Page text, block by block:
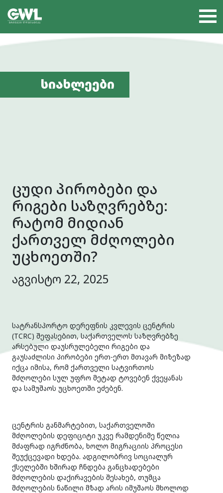
სიახლეები
ცუდი პირობები და
რიგები საზღვრებზე:
რატომ მიდიან
ქართველ მძღოლები
უცხოეთში?
აგვისტო 22, 2025
სატრანსპორტო დერეფნის კვლევის ცენტრის
(TCRC) შეფასებით, საქართველოს საზღვრებზე
არსებული დაუსრულებელი რიგები და
გაუსაძლისი პირობები ერთ-ერთ მთავარ მიზეზად
იქცა იმისა, რომ ქართველი სატვირთოს
მძღოლები სულ უფრო მეტად ტოვებენ ქვეყანას
და სამუშაოს უცხოეთში ეძებენ.
ცენტრის განმარტებით, საქართველოში
მძღოლების დეფიციტი უკვე რამდენიმე წელია
მძაფრად იგრძნობა, ხოლო მიგრაციის პროცესი
შეუქცევადი ხდება. ადგილობრივ სოციალურ
ქსელებში ხშირად ჩნდება განცხადებები
მძღოლების დაქირავების შესახებ, თუმცა
მძღოლების ნაწილი მზად არის იმუშაოს მხოლოდ